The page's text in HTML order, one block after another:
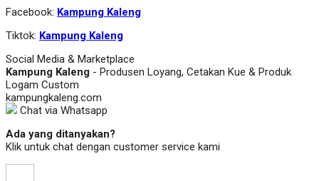
Facebook: Kampung Kaleng
Tiktok: Kampung Kaleng
Social Media & Marketplace
Kampung Kaleng - Produsen Loyang, Cetakan Kue & Produk
Logam Custom
kampungkaleng.com
Chat via Whatsapp
Ada yang ditanyakan?
Klik untuk chat dengan customer service kami